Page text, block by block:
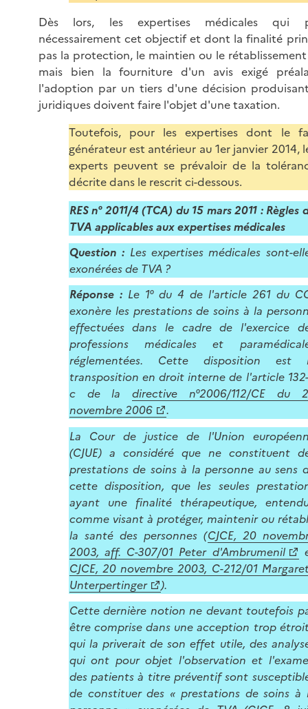
Dès lors, les expertises médicales qui
nécessairement cet objectif et dont la finalité
pas la protection, le maintien ou le
mais bien la fourniture d'un avis exigé
l'adoption par un tiers d'une décision
juridiques doivent faire l'objet d'une taxation.
Toutefois, pour les expertises dont le
générateur est antérieur au 1er janvier 2014,
experts peuvent se prévaloir de la
décrite dans le rescrit ci-dessous.
RES n° 2011/4 (TCA) du 15 mars 2011 : Règles
TVA applicables aux expertises médicales
Question : Les expertises médicales sont-
exonérées de TVA ?
Réponse : Le 1° du 4 de l'article 261 du
exonère les prestations de soins à la
effectuées dans le cadre de l'exercice
professions médicales et
réglementées. Cette disposition est
transposition en droit interne de l'article 132-
c de ladirective n°2006/112/CE du
novembre 2006
.
La Cour de justice de l'Union
(CJUE) a considéré que ne constituent
prestations de soins à la personne au sens
cette disposition, que les seules
ayant une finalité thérapeutique,
comme visant à protéger, maintenir ou
la santé des personnes (CJCE, 20
2003, aff. C-307/01 Peter d'Ambrumenil
CJCE, 20 novembre 2003, C-212/01
Unterpertinger
).
Cette dernière notion ne devant toutefois
être comprise dans une acception trop
qui la priverait de son effet utile, des
qui ont pour objet l'observation et
des patients à titre préventif sont
de constituer des « prestations de soins à